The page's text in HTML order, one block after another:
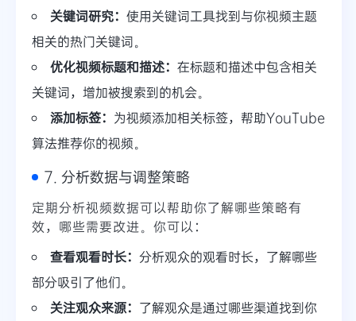
关键词研究： 使用关键词工具找到与你视频主题
相关的热门关键词。
优化视频标题和描述： 在标题和描述中包含相关
关键词，增加被搜索到的机会。
添加标签： 为视频添加相关标签，帮助YouTube
算法推荐你的视频。
7. 分析数据与调整策略
定期分析视频数据可以帮助你了解哪些策略有
效，哪些需要改进。你可以：
查看观看时长： 分析观众的观看时长，了解哪些
部分吸引了他们。
关注观众来源： 了解观众是通过哪些渠道找到你